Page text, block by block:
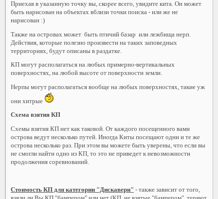
Приехав в указанную точку вы, скорее всего, увидите кита. Он может
быть нарисован на объектах вблизи точки поиска - или же не
нарисован :)
Также на островах может быть птичий базар или лежбища нерп.
Действия, которые полезно произвести на таких заповедных
территориях, будут описаны в раздатке.
КП могут располагаться на любых примерно-вертикальных
поверхностях, на любой высоте от поверхности земли.
Нерпы могут располагаться вообще на любых поверхностях, такие уж
они хитрые
Схема взятия КП
Схемы взятия КП нет как таковой. От каждого посещенного вами
острова ведут несколько путей. Иногда Киты посещают одни и те же
острова несколько раз. При этом вы можете быть уверены, что если вы
не смогли найти одно из КП, то это не приведет к невозможности
продолжения соревнований.
Стоимость КП для категории "Дискавери" - также зависит от того,